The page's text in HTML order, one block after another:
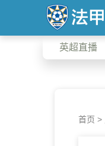
英超直播
首页 >